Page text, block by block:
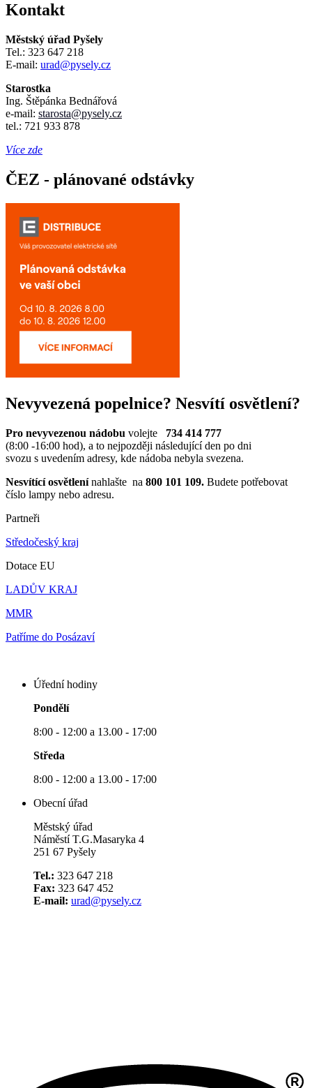
Kontakt
Městský úřad Pyšely
Tel.: 323 647 218
E-mail: urad@pysely.cz
Starostka
Ing. Štěpánka Bednářová
e-mail: starosta@pysely.cz
tel.: 721 933 878
Více zde
ČEZ - plánované odstávky
Nevyvezená popelnice? Nesvítí osvětlení?
Pro nevyvezenou nádobu volejte
734 414 777
(8:00 -16:00 hod), a to nejpozději následující den po dni
svozu s uvedením adresy, kde nádoba nebyla svezena.
Nesvítící osvětlenínahlašte na 800 101 109. Budete potřebovat
číslo lampy nebo adresu.
Partneři
Středočeský kraj
Dotace EU
LADŮV KRAJ
MMR
Patříme do Posázaví
Úřední hodiny
Pondělí
8:00 - 12:00 a 13.00 - 17:00
Středa
8:00 - 12:00 a 13.00 - 17:00
Obecní úřad
Městský úřad
Náměstí T.G.Masaryka 4
251 67 Pyšely
Tel.: 323 647 218
Fax: 323 647 452
E-mail: urad@pysely.cz